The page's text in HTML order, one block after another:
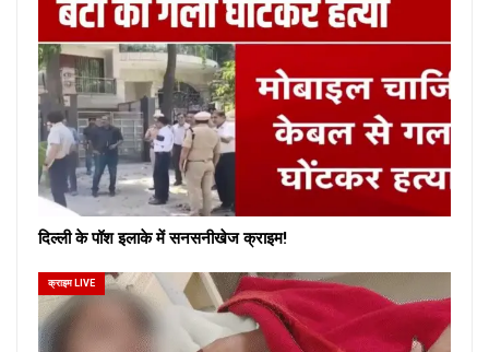
दिल्ली के पॉश इलाके में सनसनीखेज क्राइम!
क्राइम LIVE